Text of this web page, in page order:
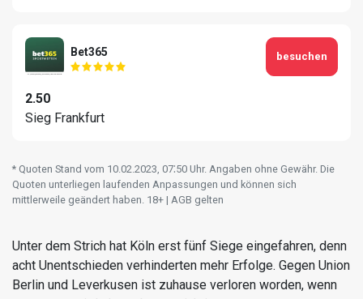
Bet365
2.50
Sieg Frankfurt
besuchen
* Quoten Stand vom 10.02.2023‚ 07⁚50 Uhr. Angaben ohne Gewähr. Die
Quoten unterliegen laufenden Anpassungen und können sich
mittlerweile geändert haben. 18+ | AGB gelten
Unter dem Strich hat Köln erst fünf Siege eingefahren, denn
acht Unentschieden verhinderten mehr Erfolge. Gegen Union
Berlin und Leverkusen ist zuhause verloren worden, wenn